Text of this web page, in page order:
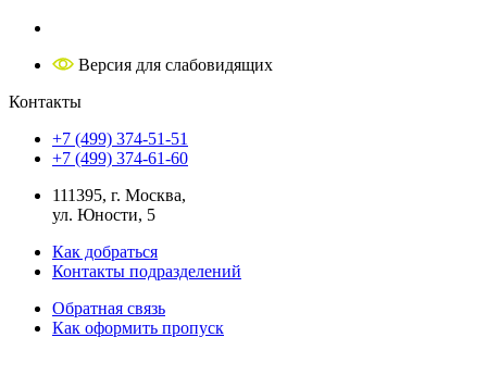
Версия для слабовидящих
Контакты
+7 (499) 374-51-51
+7 (499) 374-61-60
111395, г. Москва,
ул. Юности, 5
Как добраться
Контакты подразделений
Обратная связь
Как оформить пропуск